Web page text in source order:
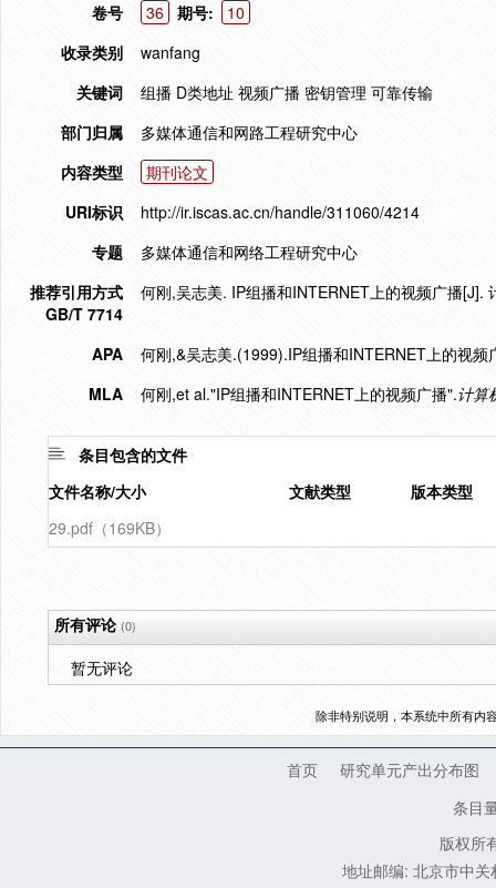
卷号
36 期号:
10
收录类别
wanfang
关键词
组播 D类地址 视频广播 密钥管理 可靠传输
部门归属
多媒体通信和网路工程研究中心
内容类型
期刊论文
URI标识
http://ir.iscas.ac.cn/handle/311060/4214
专题
多媒体通信和网络工程研究中心
推荐引用方式
GB/T 7714
何刚,吴志美. IP组播和INTERNET上的视频广播[J].
APA
何刚,&吴志美.(1999).IP组播和INTERNET上的视频
MLA
何刚,et al."IP组播和INTERNET上的视频广播".计算
条目包含的文件
文件名称/大小
文献类型
版本类型
29.pdf（169KB）
所有评论(0)
暂无评论
除非特别说明，本系统中所有内
首页
研究单元产出分布图
条目
版权所
地址邮编: 北京市中